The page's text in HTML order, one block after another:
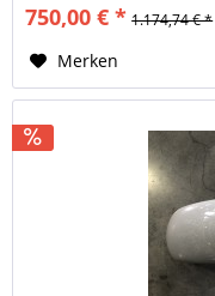
750,00 € * 1.174,74 € *
Merken